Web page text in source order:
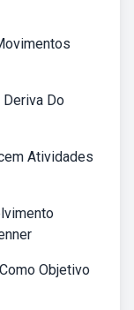
Do
Atividades
Objetivo